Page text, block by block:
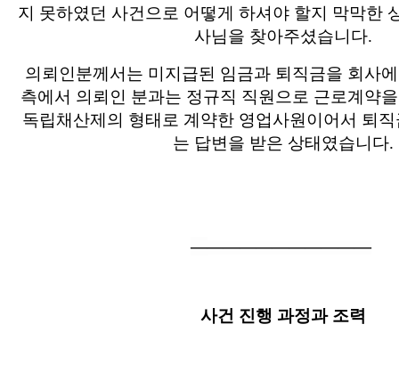
지 못하였던 사건으로 어떻게 하셔야 할지 막막한
사님을 찾아주셨습니다.
의뢰인분께서는 미지급된 임금과 퇴직금을 회사
측에서 의뢰인 분과는 정규직 직원으로 근로계약
독립채산제의 형태로 계약한 영업사원이어서 퇴
는 답변을 받은 상태였습니다.
―――――――――――
사건 진행 과정과 조력